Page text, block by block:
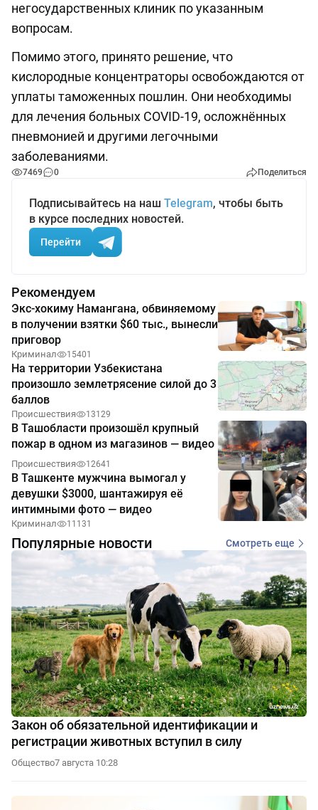
негосударственных клиник по указанным
вопросам.
Помимо этого, принято решение, что
кислородные концентраторы освобождаются от
уплаты таможенных пошлин. Они необходимы
для лечения больных COVID-19, осложнённых
пневмонией и другими легочными
заболеваниями.
7469 0 Поделиться
Подписывайтесь на наш Telegram, чтобы быть
в курсе последних новостей.
Перейти
Рекомендуем
Экс-хокиму Намангана, обвиняемому
в получении взятки $60 тыс., вынесли
приговор
Криминал 15401
На территории Узбекистана
произошло землетрясение силой до 3
баллов
Происшествия 13129
В Ташобласти произошёл крупный
пожар в одном из магазинов — видео
Происшествия 12641
В Ташкенте мужчина вымогал у
девушки $3000, шантажируя её
интимными фото — видео
Криминал 11131
Популярные новости Смотреть еще
Закон об обязательной идентификации и
регистрации животных вступил в силу
Общество7 августа 10:28